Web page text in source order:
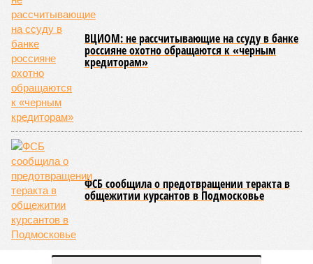
ВЦИОМ: не рассчитывающие на ссуду в банке
россияне охотно обращаются к «черным
кредиторам»
ФСБ сообщила о предотвращении теракта в
общежитии курсантов в Подмосковье